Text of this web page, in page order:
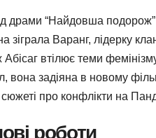
драми “Найдовша
Варанг, лідерку
втілює теми
задіяна в новому
про конфлікти на
роботи